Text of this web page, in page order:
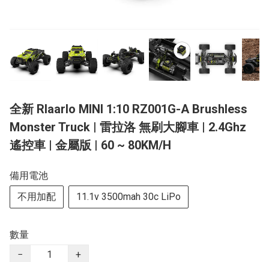
全新 Rlaarlo MINI 1:10 RZ001G-A Brushless
Monster Truck | 雷拉洛 無刷大腳車 | 2.4Ghz
遙控車 | 金屬版 | 60 ~ 80KM/H
備用電池
不用加配
11.1v 3500mah 30c LiPo
數量
−
+